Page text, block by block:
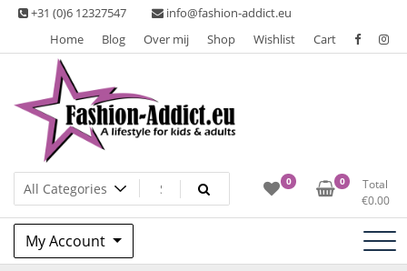
Skip +31 (0)6 12327547
info@fashion-addict.eu
Home
Blog Over mij Shop Wishlist Cart
Fashion Addict
A lifestyle for kids & adults 0 0
Total
€0.00
My Account